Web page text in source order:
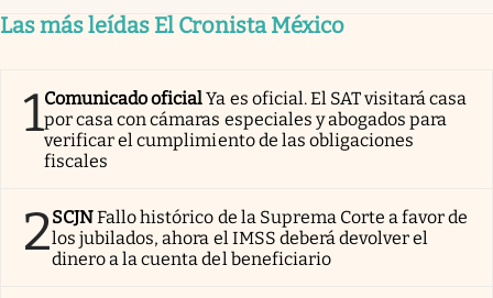
Las más leídas El Cronista México
1Comunicado oficialYa es oficial. El SAT visitará casa
por casa con cámaras especiales y abogados para
verificar el cumplimiento de las obligaciones
fiscales
2SCJNFallo histórico de la Suprema Corte a favor de
los jubilados, ahora el IMSS deberá devolver el
dinero a la cuenta del beneficiario